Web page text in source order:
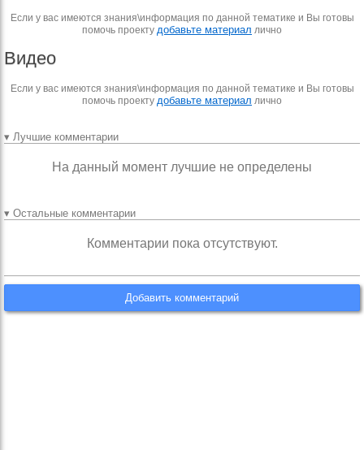
Если у вас имеются знания\информация по данной тематике и Вы готовы
помочь проекту добавьте материал лично
Видео
Если у вас имеются знания\информация по данной тематике и Вы готовы
помочь проекту добавьте материал лично
▾ Лучшие комментарии
На данный момент лучшие не определены
▾ Остальные комментарии
Комментарии пока отсутствуют.
Добавить комментарий